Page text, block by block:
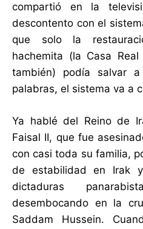
compartió en la
descontento con el
que solo la
hachemita (la Casa
también) podía salvar
palabras, el sistema va a
Ya hablé del Reino de
Faisal II, que fue
con casi toda su familia,
de estabilidad en Irak
dictaduras
desembocando en la
Saddam Hussein.